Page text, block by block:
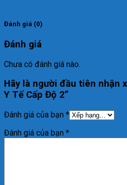
Đánh giá (0)
Đánh giá
Chưa có đánh giá nào.
Hãy là người đầu tiên nhận
Y Tế Cấp Độ 2”
Đánh giá của bạn *
Đánh giá của bạn *